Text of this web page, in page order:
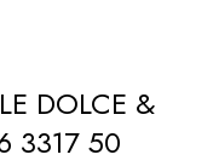
DOLCE &
3317 50